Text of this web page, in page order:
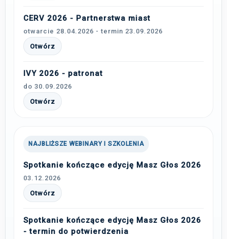
CERV 2026 - Partnerstwa miast
otwarcie 28.04.2026 - termin 23.09.2026
Otwórz
IVY 2026 - patronat
do 30.09.2026
Otwórz
NAJBLIŻSZE WEBINARY I SZKOLENIA
Spotkanie kończące edycję Masz Głos 2026
03.12.2026
Otwórz
Spotkanie kończące edycję Masz Głos 2026
- termin do potwierdzenia